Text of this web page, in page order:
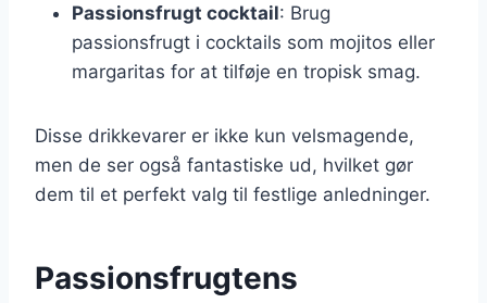
Passionsfrugt cocktail: Brug
passionsfrugt i cocktails som mojitos eller
margaritas for at tilføje en tropisk smag.
Disse drikkevarer er ikke kun velsmagende,
men de ser også fantastiske ud, hvilket gør
dem til et perfekt valg til festlige anledninger.
Passionsfrugtens